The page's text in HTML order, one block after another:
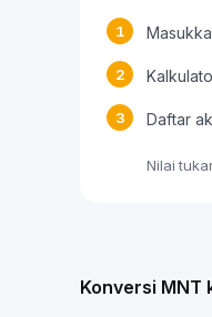
1
2
3 Daftar
Nilai
Konversi MNT